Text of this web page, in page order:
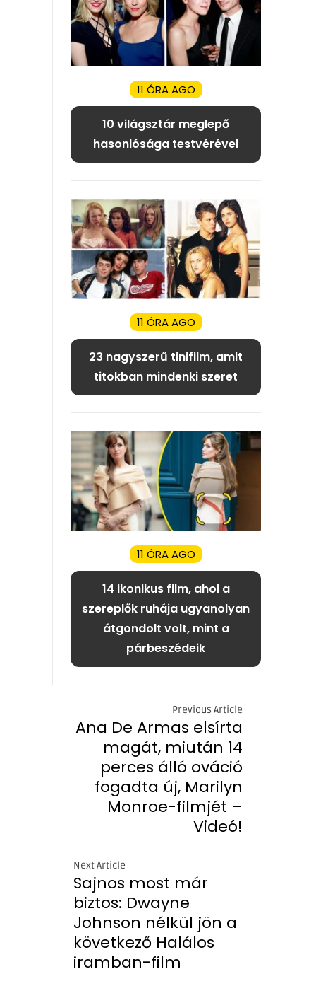
11 ÓRA AGO
10 világsztár meglepő
hasonlósága testvérével
11 ÓRA AGO
23 nagyszerű tinifilm, amit
titokban mindenki szeret
11 ÓRA AGO
14 ikonikus film, ahol a
szereplők ruhája ugyanolyan
átgondolt volt, mint a
párbeszédeik
Previous Article
Ana De Armas elsírta
magát, miután 14
perces álló ováció
fogadta új, Marilyn
Monroe-filmjét –
Videó!
Next Article
Sajnos most már
biztos: Dwayne
Johnson nélkül jön a
következő Halálos
iramban-film